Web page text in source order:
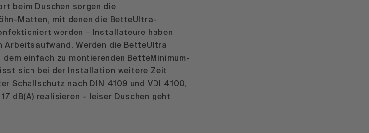
beim Duschen sorgen die
Matten, mit denen die BetteUltra-
werden – Installateure haben
Arbeitsaufwand. Werden die BetteUltra
dem einfach zu montierenden BetteMinimum-
sich bei der Installation weitere Zeit
Schallschutz nach DIN 4109 und VDI 4100,
dB(A) realisieren – leiser Duschen geht